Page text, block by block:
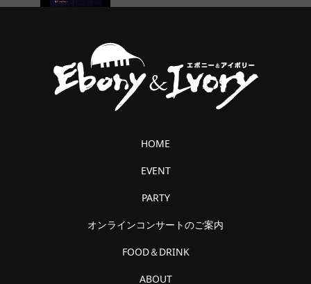
HOME
EVENT
PARTY
オンラインコンサートのご案内
FOOD＆DRINK
ABOUT